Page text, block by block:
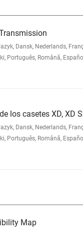
Dansk, Nederlands,
Português, Română, Español
los casetes XD, XD
Dansk, Nederlands,
Português, Română, Español
Map